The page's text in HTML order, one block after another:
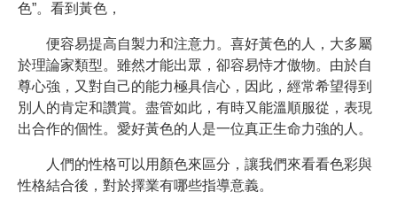
色”。看到黃色，
便容易提高自製力和注意力。喜好黃色的人，大多屬
於理論家類型。雖然才能出眾，卻容易恃才傲物。由於自
尊心強，又對自己的能力極具信心，因此，經常希望得到
別人的肯定和讚賞。盡管如此，有時又能溫順服從，表現
出合作的個性。愛好黃色的人是一位真正生命力強的人。
人們的性格可以用顏色來區分，讓我們來看看色彩與
性格結合後，對於擇業有哪些指導意義。